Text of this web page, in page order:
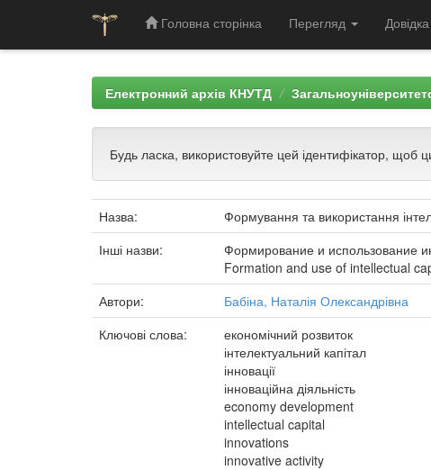
Головна сторінка Перегляд Довідка
Електронний архів КНУТД
Будь ласка, використовуйте цей ідентифікатор, щоб
Назва:
Формування та використання
Інші назви:
Формирование и использование
Formation and use of intellectual
Автори:
Бабіна, Наталія Олександрівна
Ключові слова:
економічний розвиток
інтелектуальний капітал
інновації
інноваційна діяльність
economy development
intellectual capital
innovations
innovative activity